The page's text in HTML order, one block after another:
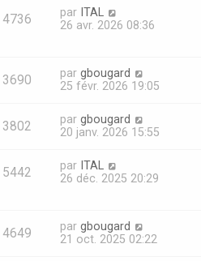
4736 par ITAL
26 avr. 2026 08:36
3690 par gbougard
25 févr. 2026 19:05
3802 par gbougard
20 janv. 2026 15:55
5442 par ITAL
26 déc. 2025 20:29
4649 par gbougard
21 oct. 2025 02:22